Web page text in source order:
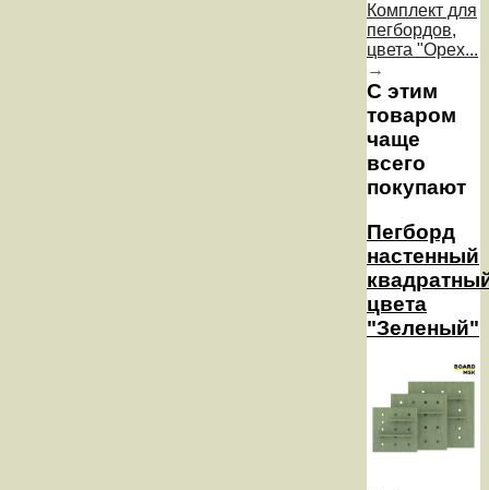
Комплект для
пегбордов,
цвета "Орех...
→
С этим
товаром
чаще
всего
покупают
Пегборд
настенный
цвета
"Зеленый"